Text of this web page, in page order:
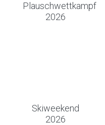
Plauschwettkampf
2026
Skiweekend
2026